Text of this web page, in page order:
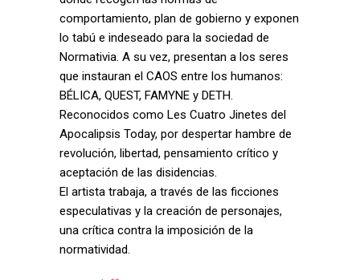
comportamiento, plan de gobierno y exponen
lo tabú e indeseado para la sociedad de
Normativia. A su vez, presentan a los seres
que instauran el CAOS entre los humanos:
BÉLICA, QUEST, FAMYNE y DETH.
Reconocidos como Les Cuatro Jinetes del
Apocalipsis Today, por despertar hambre de
revolución, libertad, pensamiento crítico y
aceptación de las disidencias.
El artista trabaja, a través de las ficciones
especulativas y la creación de personajes,
una crítica contra la imposición de la
normatividad.